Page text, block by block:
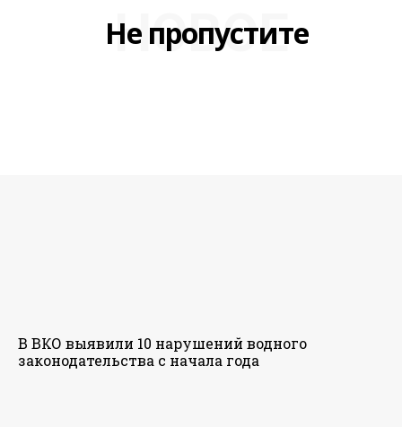
Не пропустите
НОВОЕ
В ВКО выявили 10 нарушений водного
законодательства с начала года